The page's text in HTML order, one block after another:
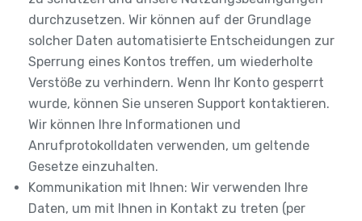
durchzusetzen. Wir können auf der Grundlage
solcher Daten automatisierte Entscheidungen zur
Sperrung eines Kontos treffen, um wiederholte
Verstöße zu verhindern. Wenn Ihr Konto gesperrt
wurde, können Sie unseren Support kontaktieren.
Wir können Ihre Informationen und
Anrufprotokolldaten verwenden, um geltende
Gesetze einzuhalten.
Kommunikation mit Ihnen: Wir verwenden Ihre
Daten, um mit Ihnen in Kontakt zu treten (per